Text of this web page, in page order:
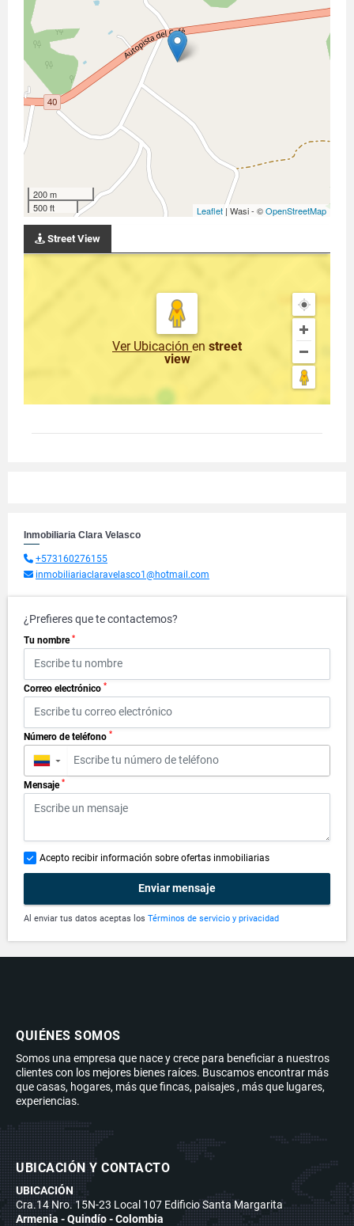
200 m
500 ft
Leaflet | Wasi - ©OpenStreetMap
Street View
Ver Ubicación en street
view
Inmobiliaria Clara Velasco
+573160276155
inmobiliariaclaravelasco1@hotmail.com
¿Prefieres que te contactemos?
Tu nombre *
Correo electrónico *
Número de teléfono *
▼
Mensaje *
Acepto recibir información sobre ofertas inmobiliarias
Enviar mensaje
Al enviar tus datos aceptas los Términos de servicio y privacidad
QUIÉNES SOMOS
Somos una empresa que nace y crece para beneficiar a nuestros
clientes con los mejores bienes raíces. Buscamos encontrar más
que casas, hogares, más que fincas, paisajes , más que lugares,
experiencias.
UBICACIÓN Y CONTACTO
UBICACIÓN
Cra.14 Nro. 15N-23 Local 107 Edificio Santa Margarita
Armenia - Quindío - Colombia